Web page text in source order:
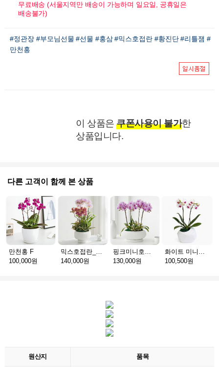
무료배송 (서울지역만 배송이 가능하며 일요일, 공휴일은
배송불가)
#정관장 #부모님선물 #선물 #홍삼 #믹스호접란 #황진단 #리틀잼 #
만천홍
이 상품은 쿠폰사용이 불가한
상품입니다.
다른 고객이 함께 본 상품
만천홍 F
100,000원
믹스호접란_고급분 E(서울)
140,000원
핑크미니호접_고급분 D(서울)
130,000원
화이트 미니호접 B(서울)
100,500원
원산지 품목